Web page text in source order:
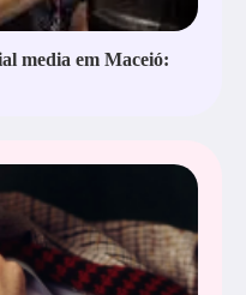
media em Maceió: